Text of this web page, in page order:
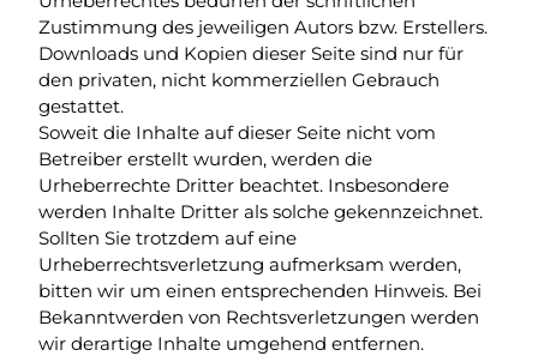
Zustimmung des jeweiligen Autors bzw. Erstellers.
Downloads und Kopien dieser Seite sind nur für
den privaten, nicht kommerziellen Gebrauch
gestattet.
Soweit die Inhalte auf dieser Seite nicht vom
Betreiber erstellt wurden, werden die
Urheberrechte Dritter beachtet. Insbesondere
werden Inhalte Dritter als solche gekennzeichnet.
Sollten Sie trotzdem auf eine
Urheberrechtsverletzung aufmerksam werden,
bitten wir um einen entsprechenden Hinweis. Bei
Bekanntwerden von Rechtsverletzungen werden
wir derartige Inhalte umgehend entfernen.